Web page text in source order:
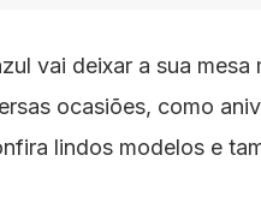
vai deixar a sua
ocasiões, como
lindos modelos e